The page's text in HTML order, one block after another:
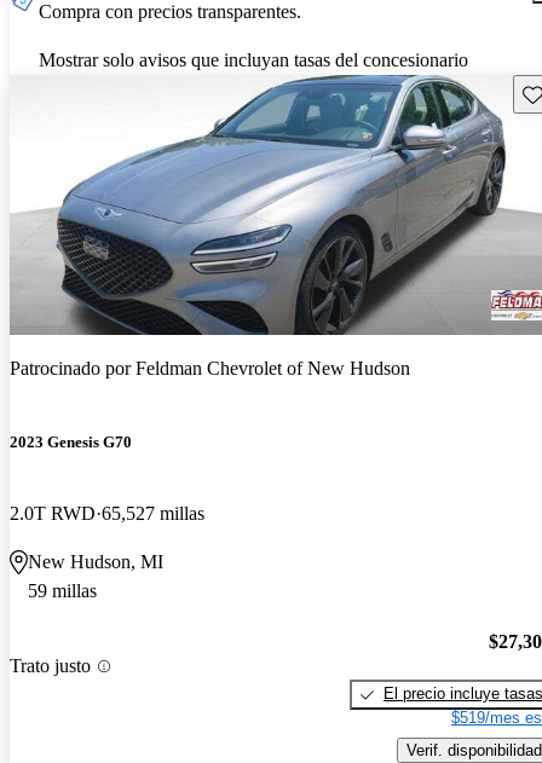
Compra con precios transparentes.
Mostrar solo avisos que incluyan tasas del concesionario
Patrocinado porFeldman Chevrolet of New Hudson
2023 Genesis G70
2.0T RWD 65,527 millas
New Hudson, MI
59 millas
Trato justo
El precio incluye tasas
$519/mes
Verif. disponibilidad